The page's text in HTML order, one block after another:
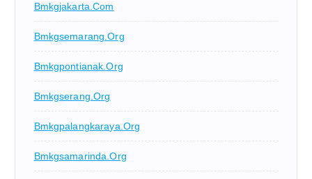
Bmkgjakarta.com
Bmkgsemarang.org
Bmkgpontianak.org
Bmkgserang.org
Bmkgpalangkaraya.org
Bmkgsamarinda.org